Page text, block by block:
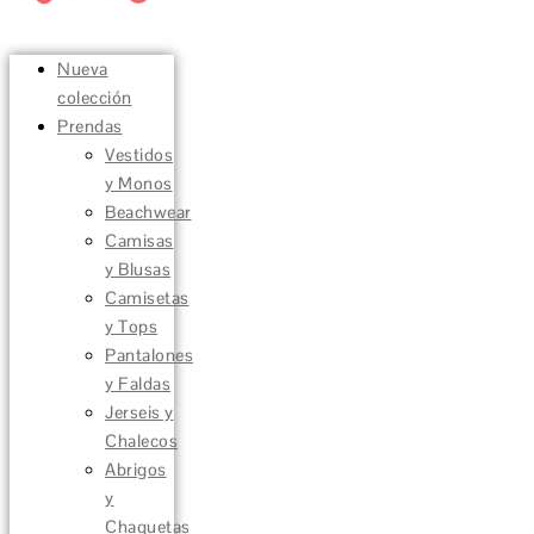
Nueva
colección
Prendas
Vestidos
y Monos
Beachwear
Camisas
y Blusas
Camisetas
y Tops
Pantalones
y Faldas
Jerseis y
Chalecos
Abrigos
y
Chaquetas